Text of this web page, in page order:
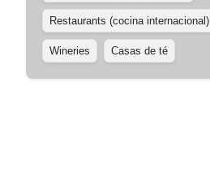
Restaurants (cocina internacional)
Wineries Casas de té